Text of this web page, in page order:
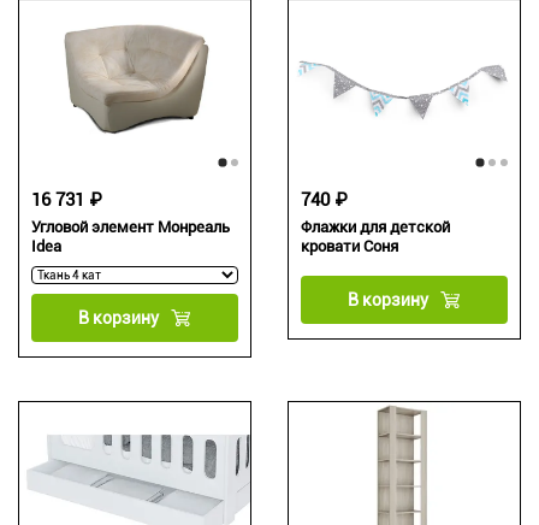
Угловой элемент Монреаль
Idea
16 731 ₽
В корзину
Флажки для детской
кровати Соня
740 ₽
В корзину